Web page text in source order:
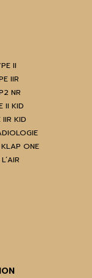
II
IIR
NR
II KID
KID
ONE